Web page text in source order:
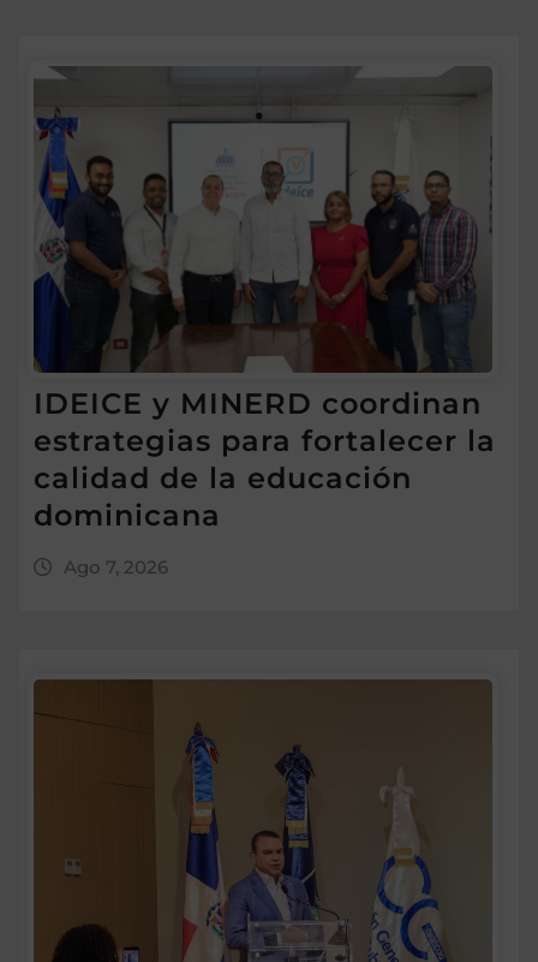
IDEICE y MINERD coordinan
estrategias para fortalecer la
calidad de la educación
dominicana
Ago 7, 2026